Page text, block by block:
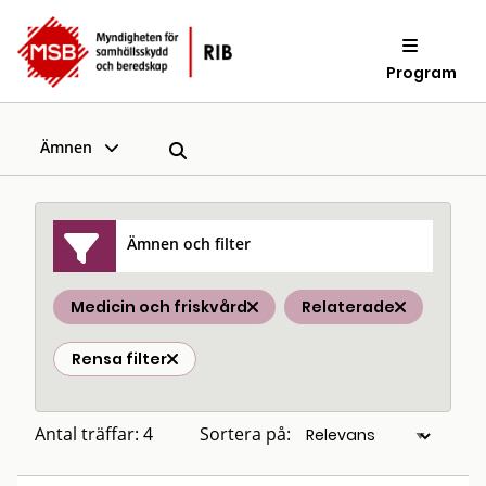
Program
Ämnen
Ämnen och filter
Medicin och friskvård Relaterade
Rensa filter
Antal träffar: 4 Sortera på: